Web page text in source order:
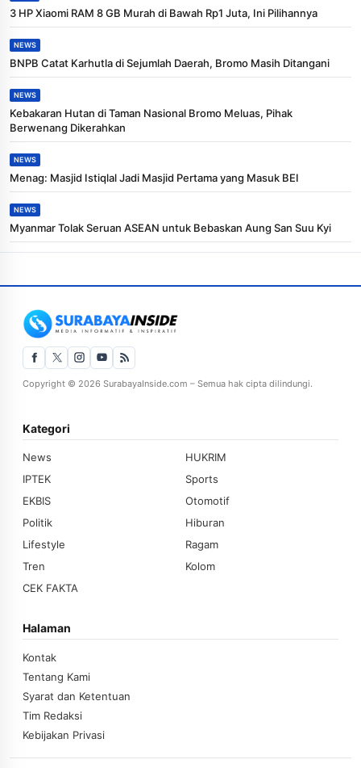
3 HP Xiaomi RAM 8 GB Murah di Bawah Rp1 Juta, Ini Pilihannya
NEWS
BNPB Catat Karhutla di Sejumlah Daerah, Bromo Masih Ditangani
NEWS
Kebakaran Hutan di Taman Nasional Bromo Meluas, Pihak
Berwenang Dikerahkan
NEWS
Menag: Masjid Istiqlal Jadi Masjid Pertama yang Masuk BEI
NEWS
Myanmar Tolak Seruan ASEAN untuk Bebaskan Aung San Suu Kyi
Copyright © 2026 SurabayaInside.com – Semua hak cipta dilindungi.
Kategori
News
HUKRIM
IPTEK
Sports
EKBIS
Otomotif
Politik
Hiburan
Lifestyle
Ragam
Tren
Kolom
CEK FAKTA
Halaman
Kontak
Tentang Kami
Syarat dan Ketentuan
Tim Redaksi
Kebijakan Privasi